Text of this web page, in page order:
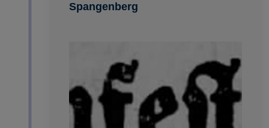
Spangenberg